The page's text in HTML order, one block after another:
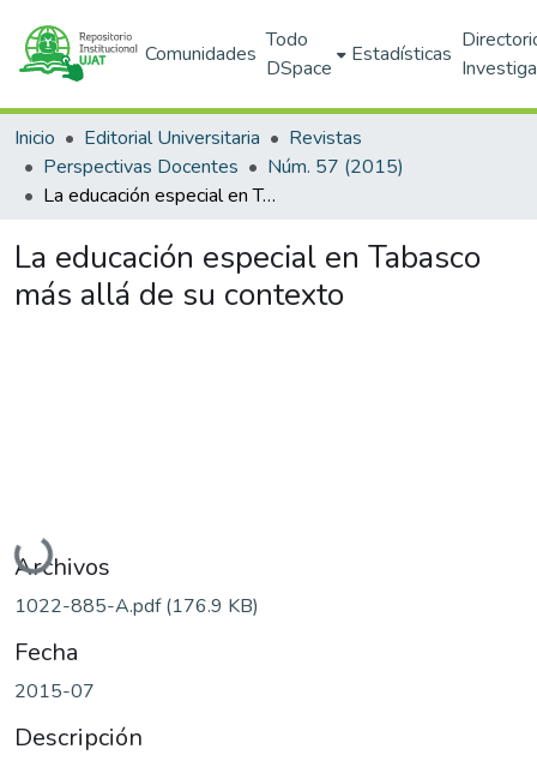
Comunidades
Todo
DSpace
Estadísticas
Inicio Editorial Universitaria
Revistas
Perspectivas Docentes
Núm. 57 (2015)
La educación especial en Tabasco más allá de su contexto
La educación especial en Tabasco
más allá de su contexto
Cargando...
Archivos
1022-885-A.pdf(176.9 KB)
Fecha
2015-07
Descripción